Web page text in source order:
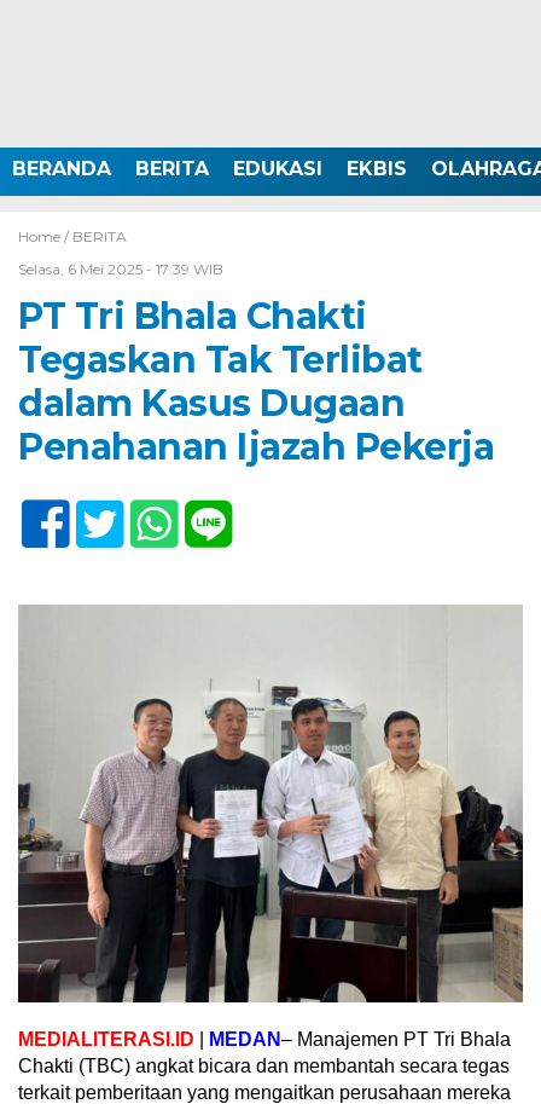
BERANDA BERITA EDUKASI EKBIS
Home / BERITA
Selasa, 6 Mei 2025 - 17:39 WIB
PT Tri Bhala Chakti
Tegaskan Tak Terlibat
dalam Kasus Dugaan
Penahanan Ijazah Pekerja
MEDIALITERASI.ID MEDAN– Manajemen PT Tri Bhala
Chakti (TBC) angkat bicara dan membantah secara tegas
terkait pemberitaan yang mengaitkan perusahaan mereka